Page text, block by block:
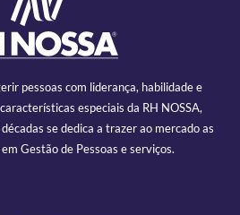
pessoas com liderança, habilidade e
especiais da RH NOSSA,
se dedica a trazer ao mercado as
Gestão de Pessoas e serviços.